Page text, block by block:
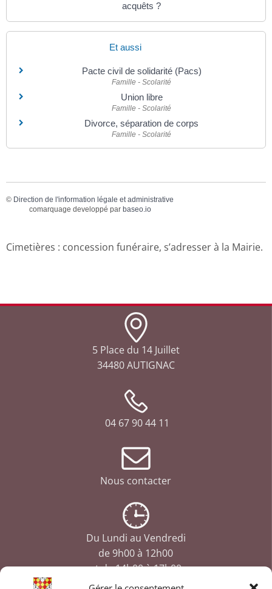
acquêts ?
Et aussi
Pacte civil de solidarité (Pacs)
Famille - Scolarité
Union libre
Famille - Scolarité
Divorce, séparation de corps
Famille - Scolarité
© Direction de l'information légale et administrative
comarquage developpé par baseo.io
Cimetières : concession funéraire, s’adresser à la Mairie.
5 Place du 14 Juillet
34480 AUTIGNAC
04 67 90 44 11
Nous contacter
Du Lundi au Vendredi
de 9h00 à 12h00
et de 14h00 à 17h00